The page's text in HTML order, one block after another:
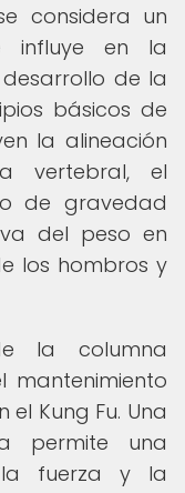
considera un
influye en la
de la
básicos de
la alineación
vertebral, el
de gravedad
del peso en
los hombros y
la columna
mantenimiento
Kung Fu. Una
permite una
la fuerza y la